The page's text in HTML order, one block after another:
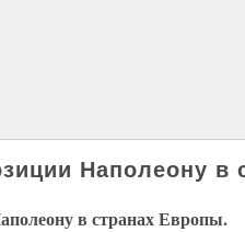
Наполеону в
в странах Европы.